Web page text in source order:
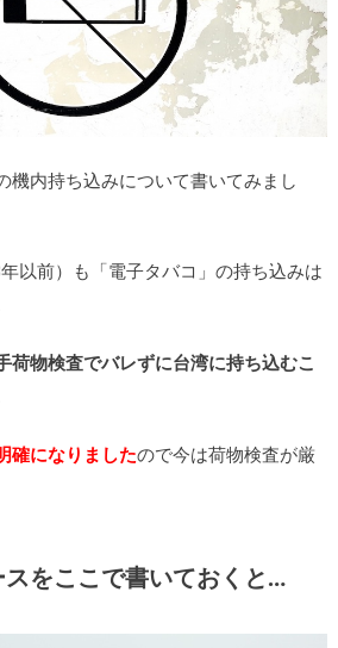
機内持ち込みについて書いてみまし
以前）も「電子タバコ」の持ち込みは
荷物検査でバレずに台湾に持ち込むこ
確になりましたので今は荷物検査が厳
をここで書いておくと…